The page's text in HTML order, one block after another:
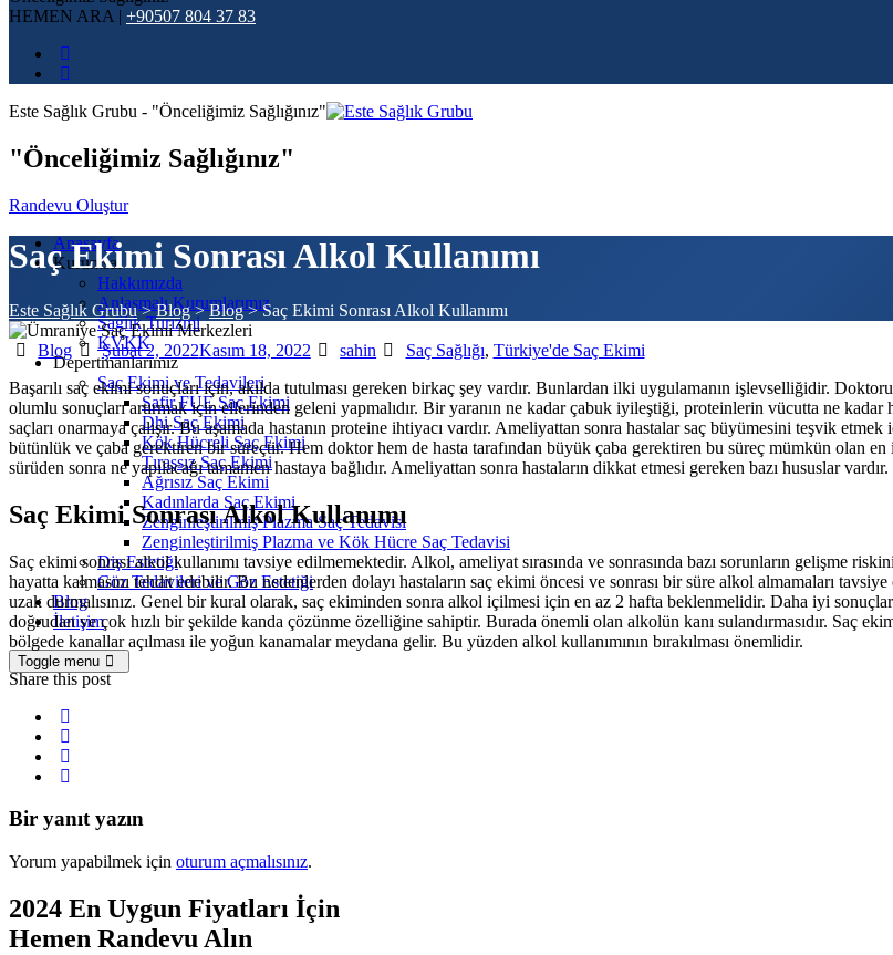
HEMEN ARA | +90507 804 37 83
Este Sağlık Grubu - "Önceliğimiz Sağlığınız"
"Önceliğimiz Sağlığınız"
Randevu Oluştur
Anasayfa
Kurumsal
Hakkımızda
Anlaşmalı Kurumlarımız
Sağlık Turizmi
KVKK
Depertmanlarımız
Saç Ekimi ve Tedavileri
Safir FUE Saç Ekimi​
Dhi Saç Ekimi
Kök Hücreli Saç Ekimi
Tıraşsız Saç Ekimi
Ağrısız Saç Ekimi
Kadınlarda Saç Ekimi
Zenginleştirilmiş Plazma Saç Tedavisi
Zenginleştirilmiş Plazma ve Kök Hücre Saç Tedavisi
Diş Estetiği
Göz Tedavileri ve Göz Estetiği
Blog
İletişim
Toggle menu
Saç Ekimi Sonrası Alkol Kullanımı
Este Sağlık Grubu>Blog>Blog>Saç Ekimi Sonrası Alkol Kullanımı
Categories
Blog
Posted
on
Şubat 2, 2022Kasım 18, 2022 Author
sahin Tags
Saç Sağlığı, Türkiye'de Saç Ekimi
Başarılı saç ekimi sonuçları için, akılda tutulması gereken birkaç şey vardır. Bunlardan ilki uygulamanın işlevselliğidir.
olumlu sonuçları artırmak için ellerinden geleni yapmalıdır. Bir yaranın ne kadar çabuk iyileştiği, proteinlerin vücutta ne kadar
saçları onarmaya çalışır. Bu aşamada hastanın proteine ihtiyacı vardır. Ameliyattan sonra hastalar saç büyümesini teşvik
bütünlük ve çaba gerektiren bir süreçtir. Hem doktor hem de hasta tarafından büyük çaba gerektiren bu süreç mümkün olan en
sürüden sonra ne yapılacağı tamamen hastaya bağlıdır. Ameliyattan sonra hastaların dikkat etmesi gereken bazı hususlar vardır.
Saç Ekimi Sonrası Alkol Kullanımı
Saç ekimi sonrası alkol kullanımı tavsiye edilmemektedir. Alkol, ameliyat sırasında ve sonrasında bazı sorunların gelişme
hayatta kalmasını tehdit edebilir. Bu nedenlerden dolayı hastaların saç ekimi öncesi ve sonrası bir süre alkol almamaları
uzak durmalısınız. Genel bir kural olarak, saç ekiminden sonra alkol içilmesi için en az 2 hafta beklenmelidir. Daha iyi
doğrudan ve çok hızlı bir şekilde kanda çözünme özelliğine sahiptir. Burada önemli olan alkolün kanı sulandırmasıdır. Saç
bölgede kanallar açılması ile yoğun kanamalar meydana gelir. Bu yüzden alkol kullanımının bırakılması önemlidir.
Share this post
Bir yanıt yazın
Yorum yapabilmek için oturum açmalısınız.
2024 En Uygun Fiyatları İçin
Hemen Randevu Alın